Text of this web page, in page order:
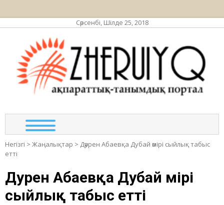
Сәрсенбі, Шілде 25, 2018
Негізгі > Жаңалықтар > Дәурен Абаевқа Дубай әмірі сыйлық табыс
етті
Дәурен Абаевқа Дубай әмірі
сыйлық табыс етті